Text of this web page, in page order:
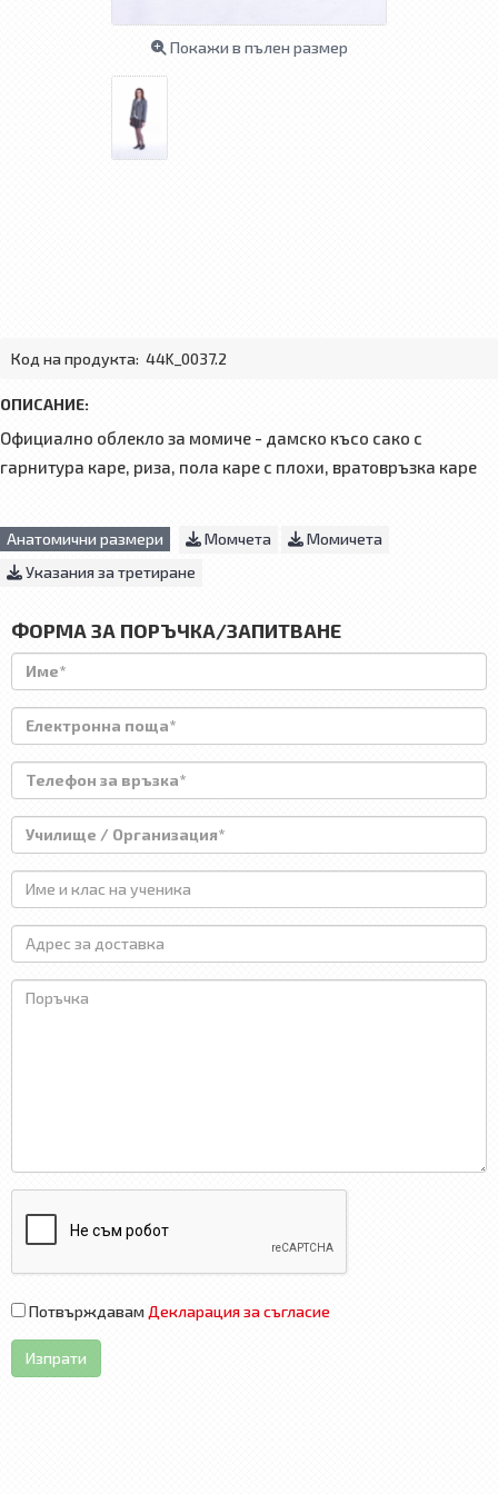
Покажи в пълен размер
Код на продукта: 44K_0037.2
ОПИСАНИЕ:
Официално облекло за момиче - дамско късо сако с
гарнитура каре, риза, пола каре с плохи, вратовръзка каре
Анатомични размери Момчета
Момичета
Указания за третиране
ФОРМА ЗА ПОРЪЧКА/ЗАПИТВАНЕ
Потвърждавам Декларация за съгласие
Изпрати